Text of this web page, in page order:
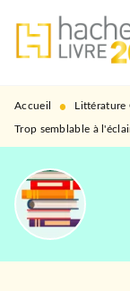
MENU
PIED DE PAGE
Accueil • Littérature
Trop semblable à